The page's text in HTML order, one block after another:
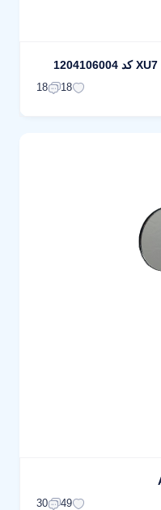
18
18
49
30